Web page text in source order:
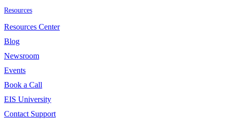
Resources
Resources Center
Blog
Newsroom
Events
Book a Call
EIS University
Contact Support